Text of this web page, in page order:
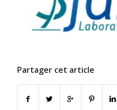
Partager cet article